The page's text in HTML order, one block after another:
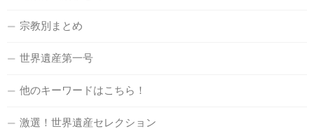
宗教別まとめ
世界遺産第一号
他のキーワードはこちら！
激選！世界遺産セレクション